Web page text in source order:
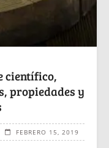
científico,
propiedades y
FEBRERO 15, 2019